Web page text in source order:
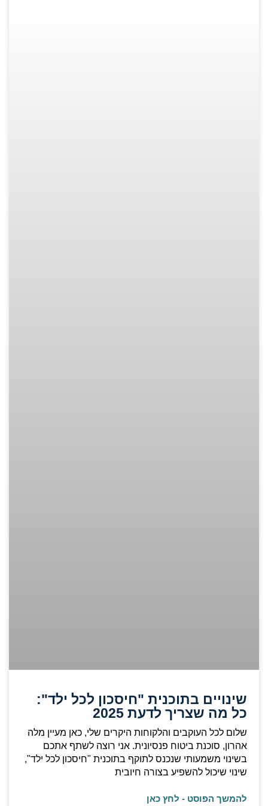
שינויים בתוכנית "חיסכון לכל ילד":
כל מה שצריך לדעת 2025
שלום לכל העוקבים והלקוחות היקרים שלי, כאן מעיין מלה
אהרון, סוכנת ביטוח פנסיונית. אני רוצה לשתף אתכם
בשינוי משמעותי שנכנס לתוקף בתוכנית "חיסכון לכל ילד",
שינוי שיכול להשפיע בצורה חיובית
להמשך הפוסט - לחץ כאן